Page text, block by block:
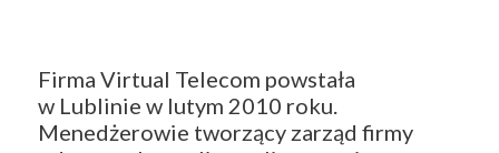
Firma Virtual Telecom powstała
w Lublinie w lutym 2010 roku.
Menedżerowie tworzący zarząd firmy